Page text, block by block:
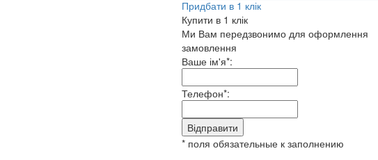
Придбати в 1 клік
Купити в 1 клік
Ми Вам передзвонимо для оформлення
замовлення
Ваше ім'я*:
Телефон*:
Відправити
* поля обязательные к заполнению